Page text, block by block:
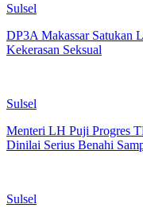
Sulsel
DP3A Makassar Satukan
Kekerasan Seksual
Sulsel
Menteri LH Puji Progres
Dinilai Serius Benahi
Sulsel